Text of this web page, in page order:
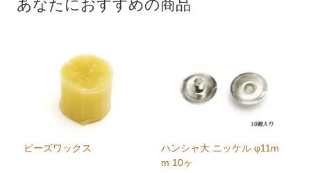
あなたにおすすめの商品
ビーズワックス
ハンシャ大 ニッケル φ11m
m 10ヶ